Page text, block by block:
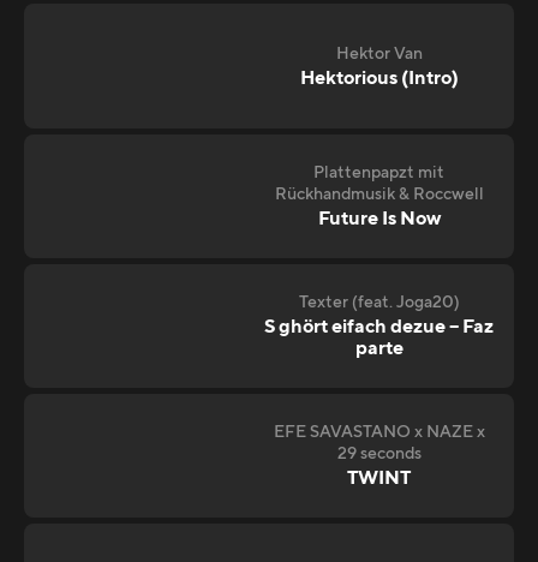
Hektor Van
Hektorious (Intro)
Plattenpapzt mit
Rückhandmusik & Roccwell
Future Is Now
Texter (feat. Joga20)
S ghört eifach dezue – Faz
parte
EFE SAVASTANO x NAZE x
29 seconds
TWINT